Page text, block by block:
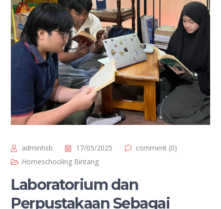
adminhsb 17/05/2025
comment (0)
Homeschooling Bintang
Laboratorium dan
Perpustakaan Sebagai